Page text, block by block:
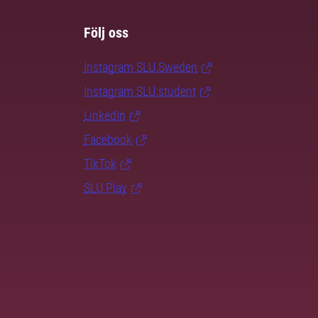
Följ oss
Instagram SLU.Sweden
Instagram SLU.student
LinkedIn
Facebook
TikTok
SLU Play